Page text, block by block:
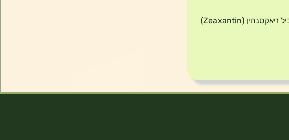
מכיל לוטאין פטנטי FloraGlo® אשר נחקר מדעית בנוסף מכיל זיאקסנתין (Zeaxantin)‏